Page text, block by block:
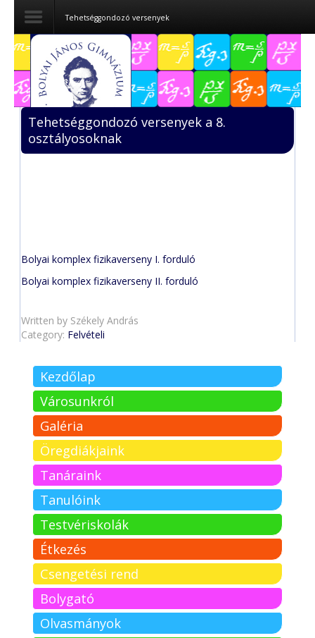
Dokumentumok
Felvételizőknek
Pályázatok
Tehetséggondozó versenyek
Tehetséggondozó versenyek a 8.
osztályosoknak
Bolyai komplex fizikaverseny I. forduló
Bolyai komplex fizikaverseny II. forduló
Written by Székely András
Category: Felvételi
Kezdőlap
Városunkról
Galéria
Öregdiákjaink
Tanáraink
Tanulóink
Testvériskolák
Étkezés
Csengetési rend
Bolygató
Olvasmányok